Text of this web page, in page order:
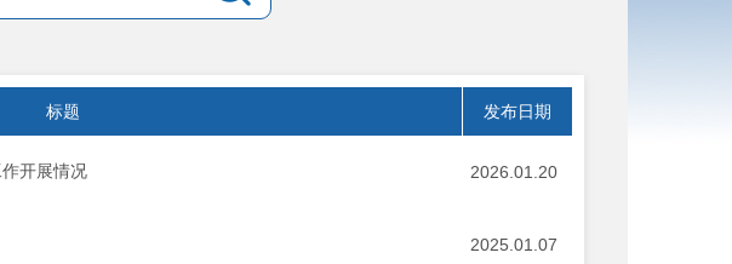
标题 发布日期
开展情况 2026.01.20
2025.01.07